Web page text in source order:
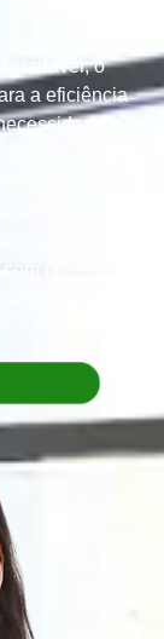
o
a eficiência
de
a
e
nossas
suas